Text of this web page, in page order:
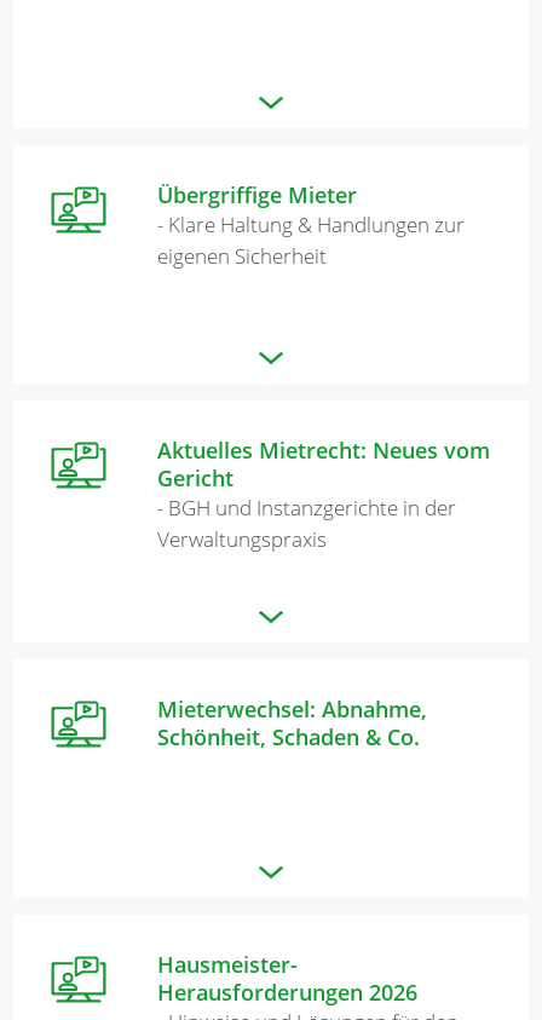
Übergriffige Mieter
- Klare Haltung & Handlungen zur
eigenen Sicherheit
Aktuelles Mietrecht: Neues vom
Gericht
- BGH und Instanzgerichte in der
Verwaltungspraxis
Mieterwechsel: Abnahme,
Schönheit, Schaden & Co.
Hausmeister-
Herausforderungen 2026